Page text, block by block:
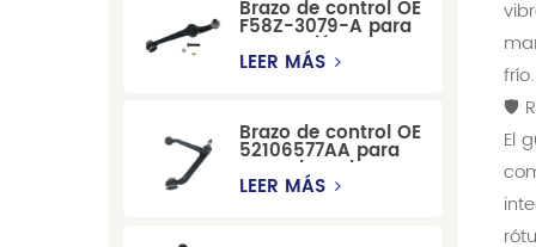
Brazo de control OE
F58Z-3079-A para
suspensión
delantera de Ford
LEER MÁS
Brazo de control OE
52106577AA para
reemplazo de
suspensión de
LEER MÁS
frío.
🛡
El